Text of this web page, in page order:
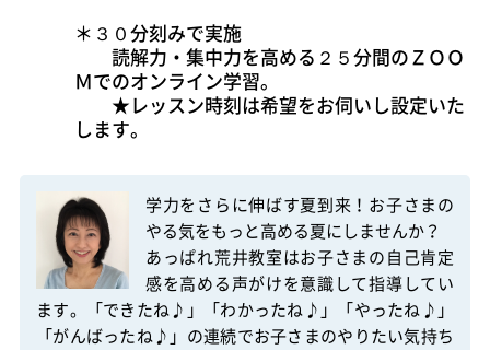
＊３０分刻みで実施
読解力・集中力を高める２５分間のＺＯＯ
Ｍでのオンライン学習。
★レッスン時刻は希望をお伺いし設定いた
します。
学力をさらに伸ばす夏到来！お子さまの
やる気をもっと高める夏にしませんか？
あっぱれ荒井教室はお子さまの自己肯定
感を高める声がけを意識して指導してい
ます。「できたね♪」「わかったね♪」「やったね♪」
「がんばったね♪」の連続でお子さまのやりたい気持ち